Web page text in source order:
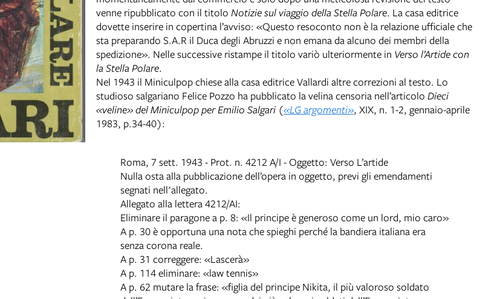
venne ripubblicato con il titolo Notizie sul viaggio della Stella Polare. La casa editrice
dovette inserire in copertina l’avviso: «Questo resoconto non è la relazione ufficiale che
sta preparando S.A.R il Duca degli Abruzzi e non emana da alcuno dei membri della
spedizione». Nelle successive ristampe il titolo variò ulteriormente in Verso l’Artide con
la Stella Polare.
Nel 1943 il Miniculpop chiese alla casa editrice Vallardi altre correzioni al testo. Lo
studioso salgariano Felice Pozzo ha pubblicato la velina censoria nell’articolo Dieci
«veline» del Miniculpop per Emilio Salgari («LG argomenti», XIX, n. 1-2, gennaio-aprile
1983, p.34-40):
Roma, 7 sett. 1943 - Prot. n. 4212 A/I - Oggetto: Verso L’artide
Nulla osta alla pubblicazione dell’opera in oggetto, previ gli emendamenti
segnati nell'allegato.
Allegato alla lettera 4212/AI:
Eliminare il paragone a p. 8: «Il principe è generoso come un lord, mio caro»
A p. 30 è opportuna una nota che spieghi perché la bandiera italiana era
senza corona reale.
A p. 31 correggere: «Lascerà»
A p. 114 eliminare: «law tennis»
A p. 62 mutare la frase: «figlia del principe Nikita, il più valoroso soldato